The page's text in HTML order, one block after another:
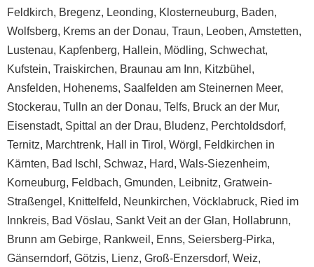
Feldkirch, Bregenz, Leonding, Klosterneuburg, Baden,
Wolfsberg, Krems an der Donau, Traun, Leoben, Amstetten,
Lustenau, Kapfenberg, Hallein, Mödling, Schwechat,
Kufstein, Traiskirchen, Braunau am Inn, Kitzbühel ,
Ansfelden, Hohenems, Saalfelden am Steinernen Meer,
Stockerau, Tulln an der Donau, Telfs, Bruck an der Mur,
Eisenstadt, Spittal an der Drau, Bludenz, Perchtoldsdorf,
Ternitz, Marchtrenk, Hall in Tirol , Wörgl , Feldkirchen in
Kärnten, Bad Ischl, Schwaz, Hard, Wals-Siezenheim,
Korneuburg, Feldbach, Gmunden, Leibnitz, Gratwein-
Straßengel, Knittelfeld, Neunkirchen, Vöcklabruck, Ried im
Innkreis, Bad Vöslau, Sankt Veit an der Glan, Hollabrunn,
Brunn am Gebirge, Rankweil, Enns, Seiersberg-Pirka,
Gänserndorf, Götzis, Lienz, Groß-Enzersdorf, Weiz,